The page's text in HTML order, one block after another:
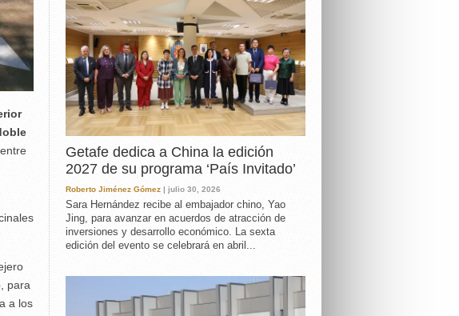
para
a los
Getafe dedica a China la edición
2027 de su programa ‘País Invitado’
Roberto Jiménez Gómez | julio 30, 2026
Sara Hernández recibe al embajador chino, Yao
Jing, para avanzar en acuerdos de atracción de
inversiones y desarrollo económico. La sexta
edición del evento se celebrará en abril...